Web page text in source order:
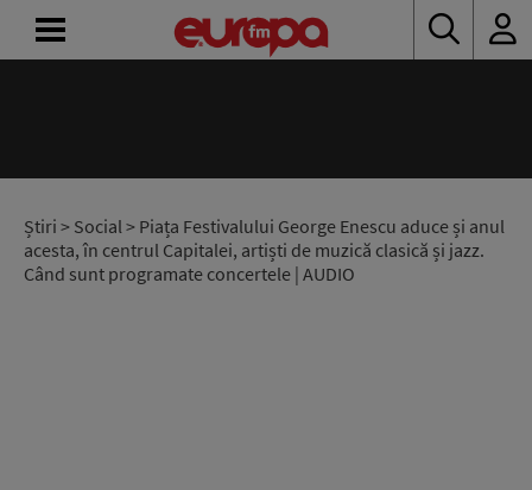
Știri > Social> Piața Festivalului George Enescu aduce și anul
acesta, în centrul Capitalei, artiști de muzică clasică și jazz.
Când sunt programate concertele | AUDIO
RADIO
CONCURSURI